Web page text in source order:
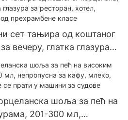
сет тањира од коштаног
вечеру, глатка глазура
наруџбина од
шоља за пећ на
201-300 мл,